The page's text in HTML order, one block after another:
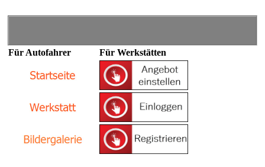
Für Autofahrer Für Werkstätten